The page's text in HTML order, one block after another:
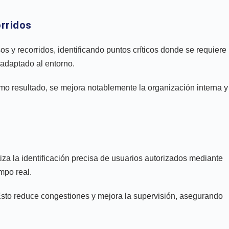
y recorridos, identificando puntos críticos donde se requiere
al entorno.
resultado, se mejora notablemente la organización interna y
la identificación precisa de usuarios autorizados mediante
real.
reduce congestiones y mejora la supervisión, asegurando